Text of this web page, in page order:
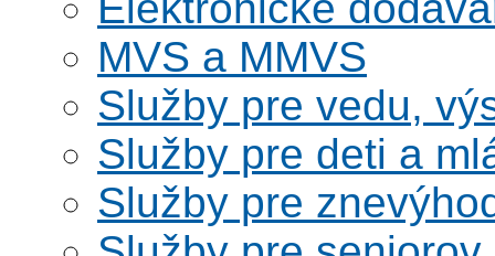
MVS a MMVS
Služby pre vedu,
Služby pre deti a
Služby pre